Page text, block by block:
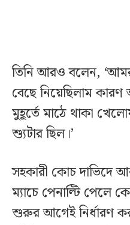
তিনি আরও বলেন,
বেছে নিয়েছিলাম
মুহূর্তে মাঠে থাকা
শ্যুটার ছিল।’
সহকারী কোচ দাভিদে
ম্যাচে পেনাল্টি পেলে
শুরুর আগেই নির্ধারণ